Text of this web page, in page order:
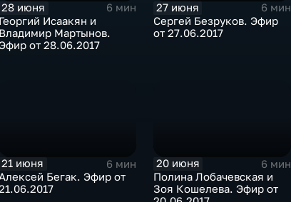
28 июня
6 мин
Георгий Исаакян и
Владимир Мартынов.
Эфир от 28.06.2017
27 июня
6 мин
Сергей Безруков. Эфир
от 27.06.2017
21 июня
6 мин
Бегак. Эфир от
20 июня
6 мин
Полина Лобачевская и
Зоя Кошелева. Эфир от